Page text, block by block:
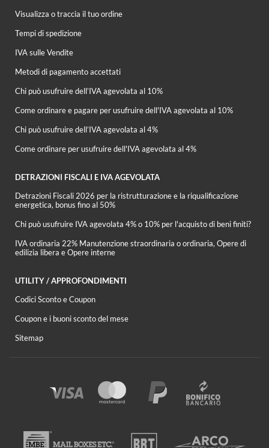
Visualizza o traccia il tuo ordine
Tempi di spedizione
IVA sulle Vendite
Metodi di pagamento accettati
Chi può usufruire dell’IVA agevolata al 10%
Come ordinare e pagare per usufruire dell'IVA agevolata al 10%
Chi può usufruire dell’IVA agevolata al 4%
Come ordinare per usufruire dell'IVA agevolata al 4%
DETRAZIONI FISCALI E IVA AGEVOLATA
Detrazioni Fiscali 2026 per la ristrutturazione e la riqualificazione
energetica, bonus fino al 50%
Chi può usufruire IVA agevolata 4% o 10% per l'acquisto di beni finiti?
IVA ordinaria 22% Manutenzione straordinaria o ordinaria, Opere di
edilizia libera e Opere interne
UTILITY / APPROFONDIMENTI
Codici Sconto e Coupon
Coupon e i buoni sconto del mese
Sitemap